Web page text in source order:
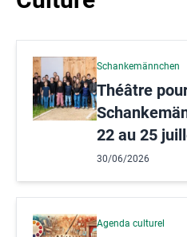
Schankemännchen
Théâtre
22 au 25
30/06/2026
Agenda culturel